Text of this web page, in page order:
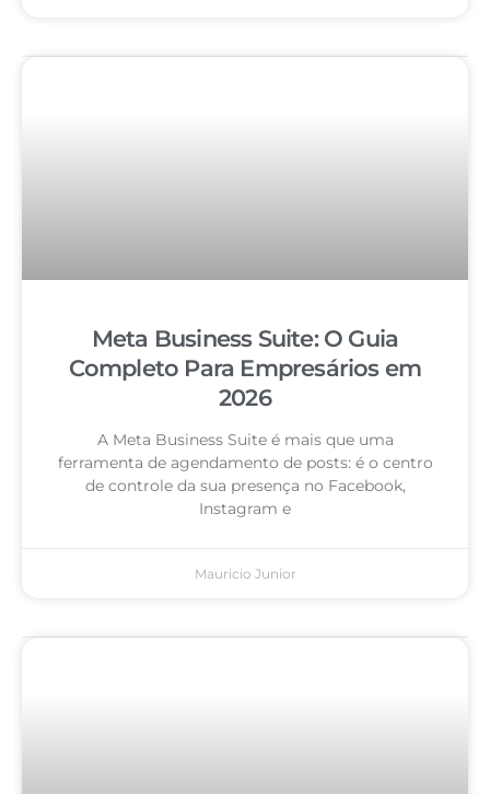
Meta Business Suite: O Guia
Completo Para Empresários em
2026
A Meta Business Suite é mais que uma
ferramenta de agendamento de posts: é o centro
de controle da sua presença no Facebook,
Instagram e
Mauricio Junior